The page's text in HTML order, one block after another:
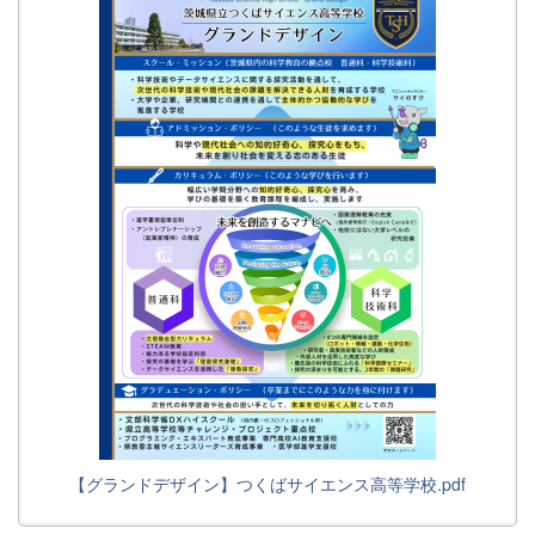
【グランドデザイン】つくばサイエンス高等学校.pdf